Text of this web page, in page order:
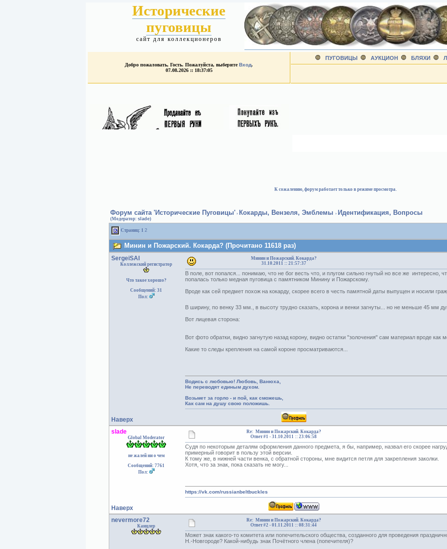
Исторические
пуговицы
сайт для коллекционеров
Добро пожаловать, Гость. Пожалуйста, выберитеВход.
07.08.2026 :: 18:37:05
ПУГОВИЦЫ АУКЦИОН БЛЯХИ
К сожалению, форум работает только в режиме просмотра.
Форум сайта 'Исторические Пуговицы' › Кокарды, Вензеля, Эмблемы › Идентификация, Вопросы
(Модератор: slade)
Страниц: 1 2
Минин и Пожарский. Кокарда? (Прочитано 11618 раз)
SergeiSAI
Коллежский регистратор
Что такое хорошо?
Сообщений: 31
Пол:
Минин и Пожарский. Кокарда?
31.10.2011 :: 21:57:37
В поле, вот попался... понимаю, что не бог весть что, и плугом сильно гнутый но все же интересно,
попалась только медная пуговица с памятником Минину и Пожарскому.
Вроде как сей предмет похож на кокарду, скорее всего в честь памятной даты выпущен и носили
В ширину, по венку 33 мм., в высоту трудно сказать, корона и венки загнуты... но не меньше 45 мм
Вот лицевая сторона:
Вот фото обратки, видно загнутую назад корону, видно остатки "золочения" сам материал вроде как
Какие то следы крепления на самой короне просматриваются...
Наверх
Водись с любовью! Любовь, Ванюха,
Не переводят единым духом.
Возьмет за горло - и пой, как сможешь,
Как сам на душу свою положишь.
slade
Global Moderator
не жалей ни о чем
Сообщений: 7761
Пол:
Re: Минин и Пожарский. Кокарда?
Ответ #1 -31.10.2011 :: 23:06:58
Судя по некоторым деталям оформления данного предмета, я бы, например, назвал его скорее
примерный говорит в пользу этой версии.
К тому же, в нижней части венка, с обратной стороны, мне видится петля для закрепления заколки.
Хотя, что за знак, пока сказать не могу...
Наверх
https://vk.com/russianbeltbuckles
nevermore72
Канцлер
Re: Минин и Пожарский. Кокарда?
Ответ #2 -01.11.2011 :: 08:31:44
Может знак какого-то комитета или попечительского общества, созданного для проведения
Н.-Новгороде? Какой-нибудь знак Почётного члена (попечителя)?